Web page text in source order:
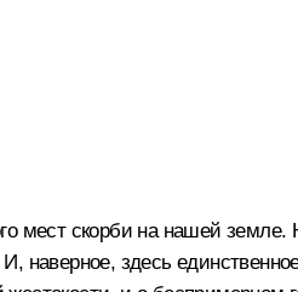
мест скорби на нашей
наверное, здесь